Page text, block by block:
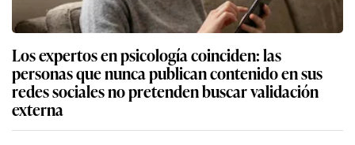
Los expertos en psicología coinciden: las
personas que nunca publican contenido en sus
redes sociales no pretenden buscar validación
externa